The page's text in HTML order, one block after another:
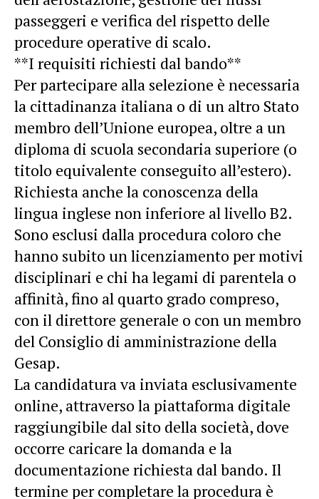
passeggeri e verifica del rispetto delle
procedure operative di scalo.
**I requisiti richiesti dal bando**
Per partecipare alla selezione è necessaria
la cittadinanza italiana o di un altro Stato
membro dell’Unione europea, oltre a un
diploma di scuola secondaria superiore (o
titolo equivalente conseguito all’estero).
Richiesta anche la conoscenza della
lingua inglese non inferiore al livello B2.
Sono esclusi dalla procedura coloro che
hanno subito un licenziamento per motivi
disciplinari e chi ha legami di parentela o
affinità, fino al quarto grado compreso,
con il direttore generale o con un membro
del Consiglio di amministrazione della
Gesap.
La candidatura va inviata esclusivamente
online, attraverso la piattaforma digitale
raggiungibile dal sito della società, dove
occorre caricare la domanda e la
documentazione richiesta dal bando. Il
termine per completare la procedura è